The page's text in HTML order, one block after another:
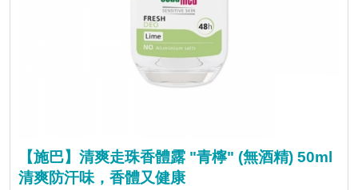
【施巴】清爽走珠香體露 "青檸" (無酒精) 50ml
清爽防汗味，香體又健康